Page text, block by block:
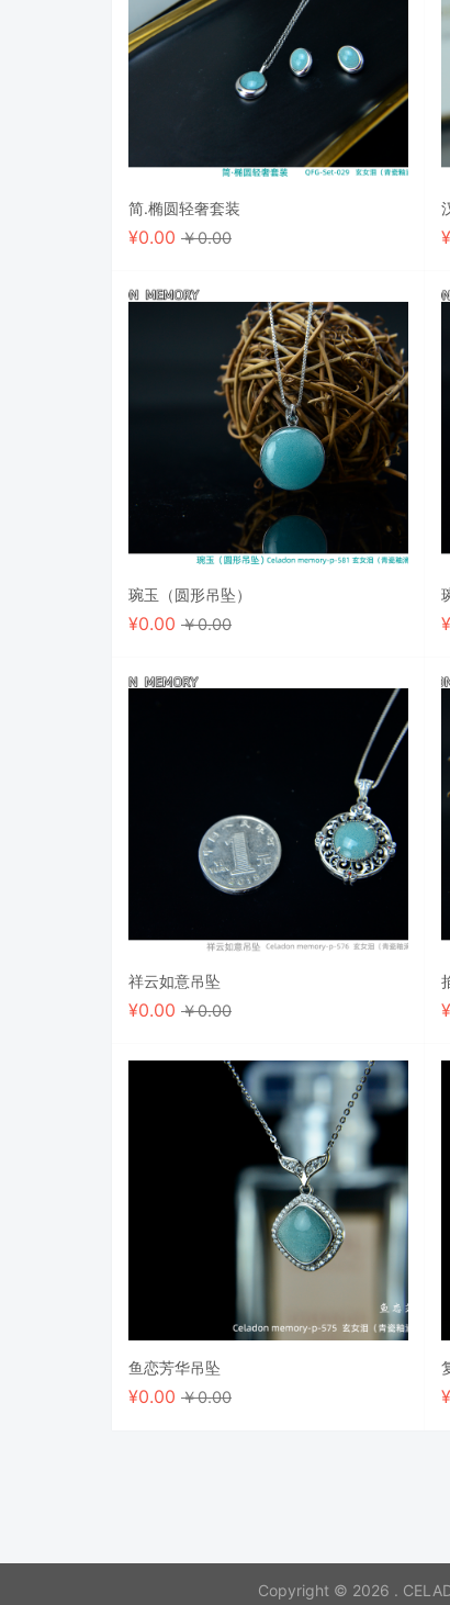
简.椭圆轻奢套装
¥0.00 ￥0.00 ¥
琬玉（圆形吊坠）
¥0.00 ￥0.00 ¥
祥云如意吊坠
¥0.00 ￥0.00 ¥
鱼恋芳华吊坠
¥0.00 ￥0.00 ¥
Copyright © 2026 .